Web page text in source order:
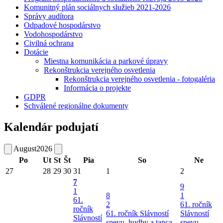
Komunitný plán sociálnych služieb 2021-2026
Správy audítora
Odpadové hospodárstvo
Vodohospodárstvo
Civilná ochrana
Dotácie
Miestna komunikácia a parkové úpravy
Rekonštrukcia verejného osvetlenia
Rekonštrukcia verejného osvetlenia - fotogaléria
Informácia o projekte
GDPR
Schválené regionálne dokumenty
Kalendár podujatí
August2026
Po
Ut St Št Pia So
Ne
27
28 29 30 31 1 2
7
1
61.
ročník
Slávností
8
2
61. ročník Slávností
9
1
61. ročník
Slávností